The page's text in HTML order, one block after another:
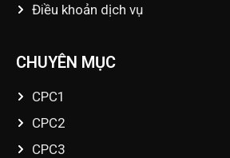
Điều khoản dịch vụ
CHUYÊN MỤC
CPC1
CPC2
CPC3